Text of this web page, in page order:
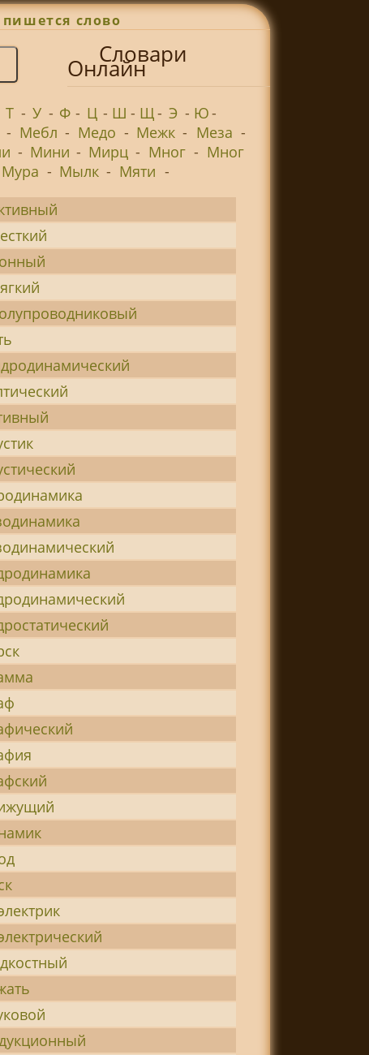
слово
Словари
Онлайн
Т - У - Ф - Ц - Ш - Щ- Э - Ю-
- Мебл - Медо - Межк - Меза -
- Мини - Мирц - Мног - Мног
Мура - Мылк - Мяти -